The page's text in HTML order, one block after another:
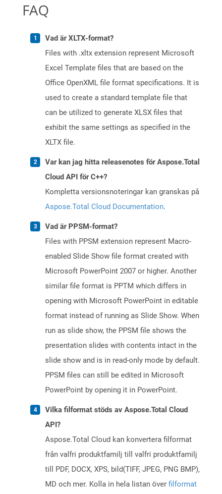
FAQ
Vad är XLTX-format?
Files with .xltx extension represent Microsoft
Excel Template files that are based on the
Office OpenXML file format specifications. It is
used to create a standard template file that
can be utilized to generate XLSX files that
exhibit the same settings as specified in the
XLTX file.
Var kan jag hitta releasenotes för Aspose.Total
Cloud API för C++?
Kompletta versionsnoteringar kan granskas på
Aspose.Total Cloud Documentation.
Vad är PPSM-format?
Files with PPSM extension represent Macro-
enabled Slide Show file format created with
Microsoft PowerPoint 2007 or higher. Another
similar file format is PPTM which differs in
opening with Microsoft PowerPoint in editable
format instead of running as Slide Show. When
run as slide show, the PPSM file shows the
presentation slides with contents intact in the
slide show and is in read-only mode by default.
PPSM files can still be edited in Microsoft
PowerPoint by opening it in PowerPoint.
Vilka filformat stöds av Aspose.Total Cloud
API?
Aspose.Total Cloud kan konvertera filformat
från valfri produktfamilj till valfri produktfamilj
till PDF, DOCX, XPS, bild(TIFF, JPEG, PNG BMP),
MD och mer. Kolla in hela listan över filformat